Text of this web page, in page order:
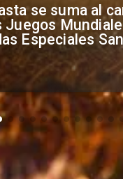
profesionalismo":
por
de futbolistas